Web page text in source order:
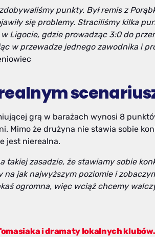
punkty. Był remis z
się problemy. Straciliśmy kilka
Ligocie, gdzie prowadząc 3:0 do
w przewadze jednego zawodnika i
grą w barażach wynosi 8
Mimo że drużyna nie stawia sobie
jest nierealna.
takiej zasadzie, że stawiamy sobie
jak najwyższym poziomie i
ogromna, więc wciąż chcemy
i dramaty lokalnych